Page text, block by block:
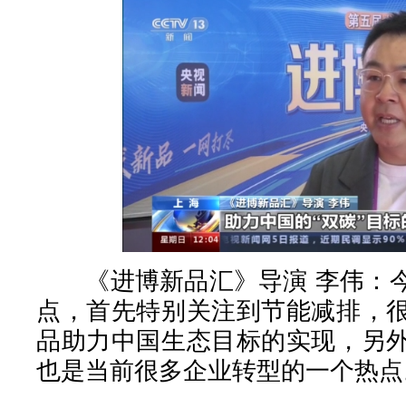
《进博新品汇》导演 李伟：
点，首先特别关注到节能减排，
品助力中国生态目标的实现，另
也是当前很多企业转型的一个热